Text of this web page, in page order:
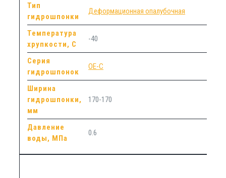
Тип
гидрошпонки
Деформационная опалубочная
Температура
хрупкости, С
-40
Серия
гидрошпонок
ОЕ-С
Ширина
гидрошпонки,
мм
170-170
Давление
воды, МПа
0.6